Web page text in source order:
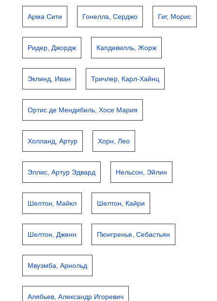
Арма Сити Гонелла, Серджо Гиг, Морис
Ридер, Джордж Капдевилль, Жорж
Эклинд, Иван Тричлер, Карл-Хайнц
Ортис де Мендибиль, Хосе Мария
Холланд, Артур Хорн, Лео
Эллис, Артур Эдвард Нельсон, Эйлин
Шелтон, Майкл Шелтон, Кайри
Шелтон, Дженн Пюигренье, Себастьян
Мвуэмба, Арнольд
Алябьев, Александр Игоревич